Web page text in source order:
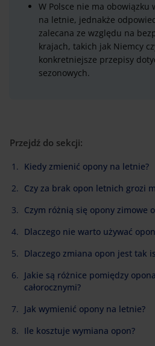
W Polsce nie ma obowiązku
na letnie, jednakże
zalecana ze względu na
krajach, takich jak Niemcy
konkretniejsze przepisy
sezonowych.
Przejdź do sekcji:
Kiedy zmienić opony na letnie?
Czy za brak opon letnich grozi
Czym różnią się opony zimowe
Dlaczego nie warto używać
Dlaczego zmiana opon jest tak
Jakie są różnice pomiędzy
całorocznymi?
Jak wymienić opony na letnie?
Ile kosztuje wymiana opon?